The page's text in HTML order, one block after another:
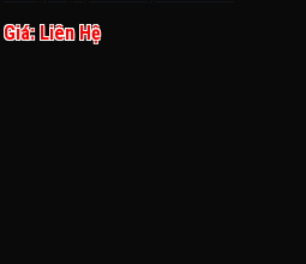
Giá: Liên Hệ